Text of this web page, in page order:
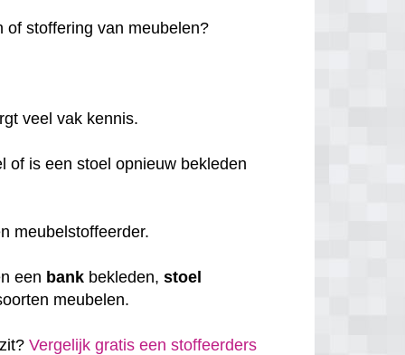
of stoffering van meubelen?
veel vak kennis.
of is een stoel opnieuw bekleden
meubelstoffeerder.
een bank bekleden,stoel
meubelen.
zit?Vergelijk gratis een stoffeerders